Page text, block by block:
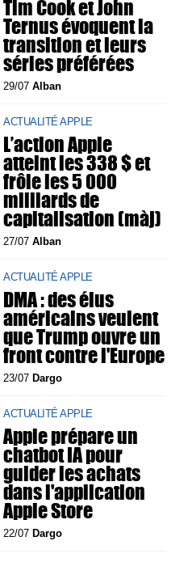
Tim Cook et John
Ternus évoquent la
transition et leurs
séries préférées
29/07Alban
ACTUALITÉ APPLE
L’action Apple
atteint les 338 $ et
frôle les 5 000
milliards de
capitalisation (màj)
27/07Alban
ACTUALITÉ APPLE
DMA : des élus
américains veulent
que Trump ouvre un
front contre l'Europe
23/07 Dargo
ACTUALITÉ APPLE
Apple prépare un
chatbot IA pour
guider les achats
dans l'application
Apple Store
22/07 Dargo